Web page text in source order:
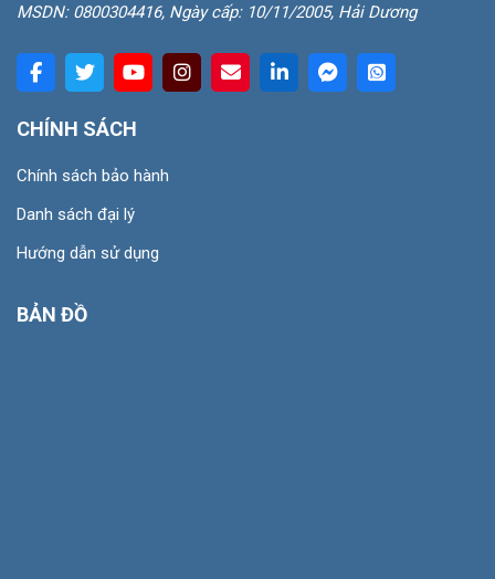
MSDN: 0800304416, Ngày cấp: 10/11/2005, Hải Dương
CHÍNH SÁCH
Chính sách bảo hành
Danh sách đại lý
Hướng dẫn sử dụng
BẢN ĐỒ